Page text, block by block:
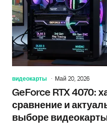
видеокарты Май 20, 2026
GeForce RTX 4070:
сравнение и
выборе